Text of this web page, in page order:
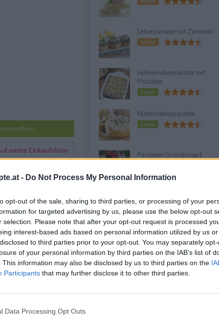
- Do Not Process My Personal Information
opt-out of the sale, sharing to third parties, or processing of your
for targeted advertising by us, please use the below opt-out
selection. Please note that after your opt-out request is processed
interest-based ads based on personal information utilized by us
to third parties prior to your opt-out. You may separately
of your personal information by third parties on the IAB’s list of
This information may also be disclosed by us to third parties on the
Participants that may further disclose it to other third parties.
Data Processing Opt Outs
meine Einkaufsliste
mit Portwein
von den Sehnen
mit dem Schlagobers,
fein pürieren.
salzen und pfeffern.
(alternativ:
backen.
aber nicht braun
herausnehmen und
Leberpastete mit Zwiebeln
Mittel
Hühnerleberpastete mit
Pistazien
Leicht
Hühnerleberpastete
Leicht
Pasteten-Grundrezept
Leicht
Anzeige